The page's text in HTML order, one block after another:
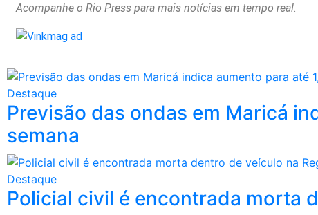
Acompanhe o Rio Press para mais notícias em tempo real.
Destaque
Previsão das ondas em Maricá
semana
Destaque
Policial civil é encontrada morta